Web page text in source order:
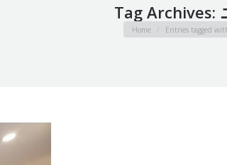
Tag Archives:
You are here:
Home Entries tagged